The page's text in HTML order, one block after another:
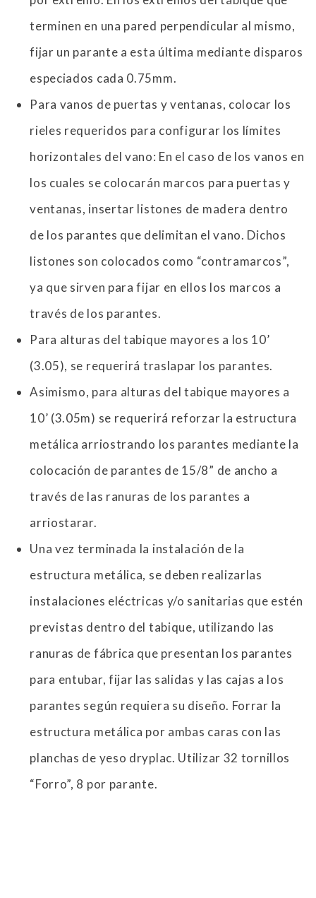
terminen en una pared perpendicular al mismo,
fijar un parante a esta última mediante disparos
especiados cada 0.75mm.
Para vanos de puertas y ventanas, colocar los
rieles requeridos para configurar los límites
horizontales del vano: En el caso de los vanos en
los cuales se colocarán marcos para puertas y
ventanas, insertar listones de madera dentro
de los parantes que delimitan el vano. Dichos
listones son colocados como “contramarcos”,
ya que sirven para fijar en ellos los marcos a
través de los parantes.
Para alturas del tabique mayores a los 10’
(3.05), se requerirá traslapar los parantes.
Asimismo, para alturas del tabique mayores a
10’ (3.05m) se requerirá reforzar la estructura
metálica arriostrando los parantes mediante la
colocación de parantes de 15/8” de ancho a
través de las ranuras de los parantes a
arriostarar.
Una vez terminada la instalación de la
estructura metálica, se deben realizarlas
instalaciones eléctricas y/o sanitarias que estén
previstas dentro del tabique, utilizando las
ranuras de fábrica que presentan los parantes
para entubar, fijar las salidas y las cajas a los
parantes según requiera su diseño. Forrar la
estructura metálica por ambas caras con las
planchas de yeso dryplac. Utilizar 32 tornillos
“Forro”, 8 por parante.